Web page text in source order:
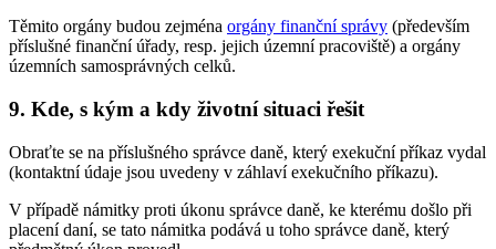
Těmito orgány budou zejména orgány finanční správy (především
příslušné finanční úřady, resp. jejich územní pracoviště) a orgány
územních samosprávných celků.
9. Kde, s kým a kdy životní situaci řešit
Obraťte se na příslušného správce daně, který exekuční příkaz vydal
(kontaktní údaje jsou uvedeny v záhlaví exekučního příkazu).
V případě námitky proti úkonu správce daně, ke kterému došlo při
placení daní, se tato námitka podává u toho správce daně, který